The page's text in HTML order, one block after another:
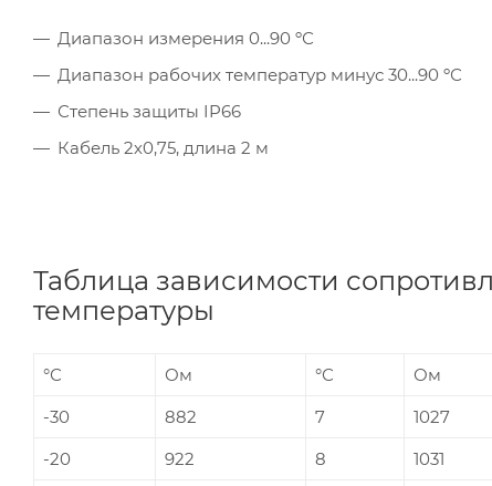
Диапазон измерения 0...90 ºС
Диапазон рабочих температур минус 30...90 ºС
Степень защиты IP66
Кабель 2х0,75, длина 2 м
Таблица зависимости
температуры
°С Ом °С Ом
-30
882 7 1027
-20
922 8 1031